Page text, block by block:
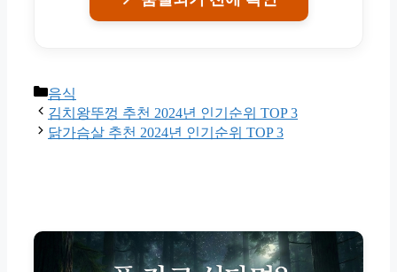
Categories
음식
김치왕뚜껑 추천 2024년 인기순위 TOP 3
닭가슴살 추천 2024년 인기순위 TOP 3